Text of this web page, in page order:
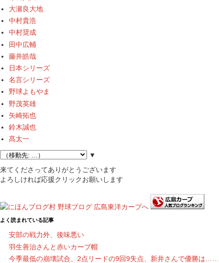
大瀬良大地
中村貴浩
中村奨成
田中広輔
藤井皓哉
日本シリーズ
名言シリーズ
野球よもやま
野茂英雄
矢崎拓也
鈴木誠也
髙太一
▼
来てくださってありがとうございます
よろしければ応援クリックお願いします
よく読まれている記事
安部の戦力外、後味悪い
羽生善治さんと赤いカープ帽
今季最低の崩壊試合、2点リードの9回9失点、新井さんで優勝は……